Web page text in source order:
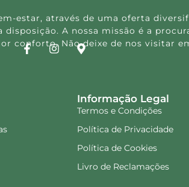
estar, através de uma oferta
A nossa missão é a
conforto. Não deixe de nos visitar
Informação Legal
Termos e Condições
Política de Privacidade
Política de Cookies
Livro de Reclamações